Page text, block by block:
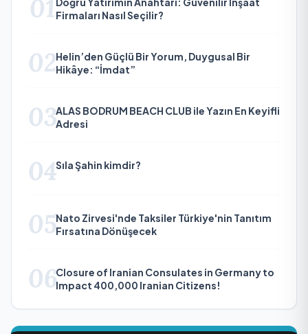
01 Firmaları Nasıl Seçilir?
02Helin’den Güçlü Bir Yorum, Duygusal Bir
Hikâye: “İmdat”
03ALAS BODRUM BEACH CLUB ile Yazın En Keyifli
Adresi
04Sıla Şahin kimdir?
05Nato Zirvesi'nde Taksiler Türkiye'nin Tanıtım
Fırsatına Dönüşecek
06Closure of Iranian Consulates in Germany to
Impact 400,000 Iranian Citizens!